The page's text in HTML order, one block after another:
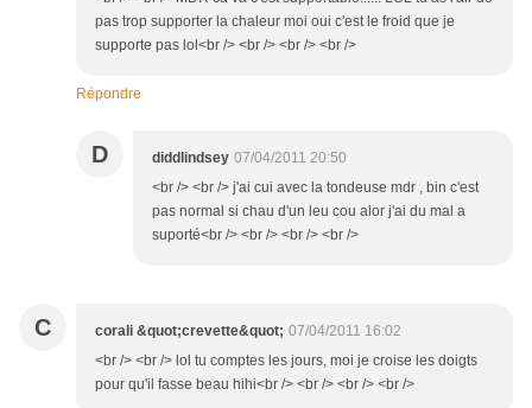
pas trop supporter la chaleur moi oui c'est le froid que je
supporte pas lol<br /> <br /> <br /> <br />
Répondre
D diddlindsey 07/04/2011 20:50
<br /> <br /> j'ai cui avec la tondeuse mdr , bin c'est
pas normal si chau d'un leu cou alor j'ai du mal a
suporté<br /> <br /> <br /> <br />
C corali &quot;crevette&quot; 07/04/2011 16:02
<br /> <br /> lol tu comptes les jours, moi je croise les doigts
pour qu'il fasse beau hihi<br /> <br /> <br /> <br />